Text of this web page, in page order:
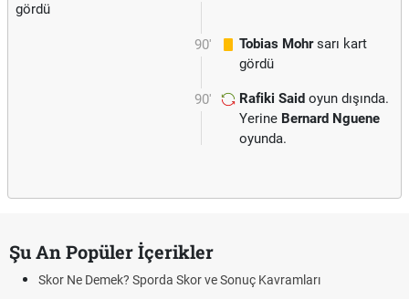
gördü
90' Tobias Mohrsarı kart
gördü
90' Rafiki Said oyun dışında.
Yerine Bernard Nguene
oyunda.
Şu An Popüler İçerikler
Skor Ne Demek? Sporda Skor ve Sonuç Kavramları